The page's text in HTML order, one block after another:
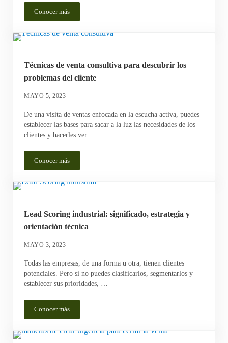
Conocer más¿Por qué implantar un CRM B2B industrial? Consejos
Técnicas de venta consultiva para descubrir los
problemas del cliente
MAYO 5, 2023
De una visita de ventas enfocada en la escucha activa, puedes
establecer las bases para sacar a la luz las necesidades de los
clientes y hacerles ver …
Conocer másTécnicas de venta consultiva para descubrir los problemas del
Lead Scoring industrial: significado, estrategia y
orientación técnica
MAYO 3, 2023
Todas las empresas, de una forma u otra, tienen clientes
potenciales. Pero si no puedes clasificarlos, segmentarlos y
establecer sus prioridades, …
Conocer másLead Scoring industrial: significado, estrategia y orientación